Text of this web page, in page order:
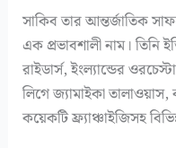
সাকিব তার আন্তর্জাতিক
এক প্রভাবশালী নাম। তিনি
রাইডার্স, ইংল্যান্ডের
লিগে জ্যামাইকা তালাওয়াস,
কয়েকটি ফ্র‍্যাঞ্চাইজিসহ